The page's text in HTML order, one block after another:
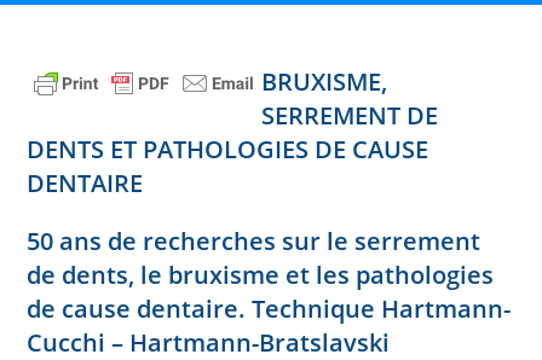
BRUXISME,
SERREMENT DE
DENTS ET PATHOLOGIES DE CAUSE
DENTAIRE
50 ans de recherches sur le serrement
de dents, le bruxisme et les pathologies
de cause dentaire. Technique Hartmann-
Cucchi – Hartmann-Bratslavski